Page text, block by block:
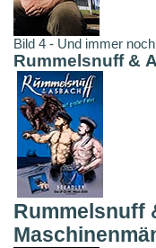
Bild 4 - Und immer
Rummelsnuff &
Rummelsnuff